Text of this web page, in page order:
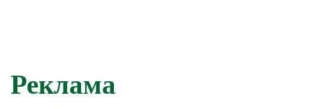
Реклама